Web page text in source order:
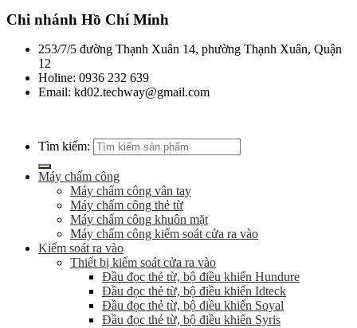
Chi nhánh Hồ Chí Minh
253/7/5 đường Thạnh Xuân 14, phường Thạnh Xuân, Quận
12
Holine: 0936 232 639
Email: kd02.techway@gmail.com
Tìm kiếm:
Máy chấm công
Máy chấm công vân tay
Máy chấm công thẻ từ
Máy chấm công khuôn mặt
Máy chấm công kiểm soát cửa ra vào
Kiểm soát ra vào
Thiết bị kiểm soát cửa ra vào
Đầu đọc thẻ từ, bộ điều khiển Hundure
Đầu đọc thẻ từ, bộ điều khiển Idteck
Đầu đọc thẻ từ, bộ điều khiển Soyal
Đầu đọc thẻ từ, bộ điều khiển Syris